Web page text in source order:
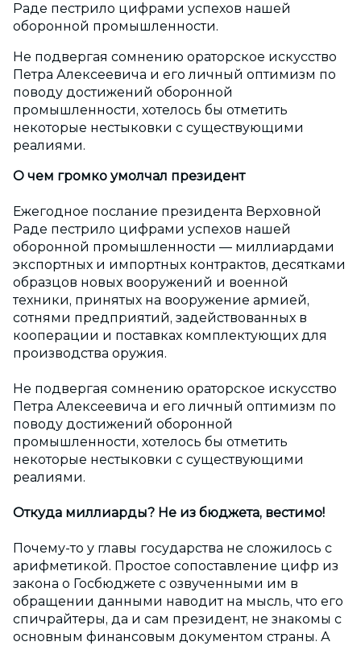
Раде пестрило цифрами успехов нашей
оборонной промышленности.
Не подвергая сомнению ораторское искусство
Петра Алексеевича и его личный оптимизм по
поводу достижений оборонной
промышленности, хотелось бы отметить
некоторые нестыковки с существующими
реалиями.
О чем громко умолчал президент
Ежегодное послание президента Верховной
Раде пестрило цифрами успехов нашей
оборонной промышленности — миллиардами
экспортных и импортных контрактов, десятками
образцов новых вооружений и военной
техники, принятых на вооружение армией,
сотнями предприятий, задействованных в
кооперации и поставках комплектующих для
производства оружия.
Не подвергая сомнению ораторское искусство
Петра Алексеевича и его личный оптимизм по
поводу достижений оборонной
промышленности, хотелось бы отметить
некоторые нестыковки с существующими
реалиями.
Откуда миллиарды? Не из бюджета, вестимо!
Почему-то у главы государства не сложилось с
арифметикой. Простое сопоставление цифр из
закона о Госбюджете с озвученными им в
обращении данными наводит на мысль, что его
спичрайтеры, да и сам президент, не знакомы с
основным финансовым документом страны. А